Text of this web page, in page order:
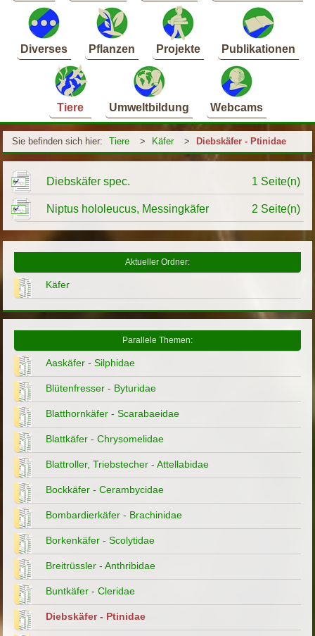
Diverses Pflanzen Projekte Publikationen
Tiere Umweltbildung Webcams
Sie befinden sich hier: Tiere > Käfer > Diebskäfer - Ptinidae
Diebskäfer spec. 1 Seite(n)
Niptus hololeucus, Messingkäfer 2 Seite(n)
Aktueller Ordner:
Käfer
Parallele Themen:
Aaskäfer - Silphidae
Blütenfresser - Byturidae
Blatthornkäfer - Scarabaeidae
Blattkäfer - Chrysomelidae
Blattroller, Triebstecher - Attellabidae
Bockkäfer - Cerambycidae
Bombardierkäfer - Brachinidae
Borkenkäfer - Scolytidae
Breitrüssler - Anthribidae
Buntkäfer - Cleridae
Diebskäfer - Ptinidae